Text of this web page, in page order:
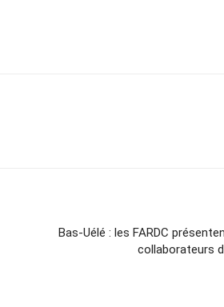
Bas-Uélé : les FARDC
collaborateurs